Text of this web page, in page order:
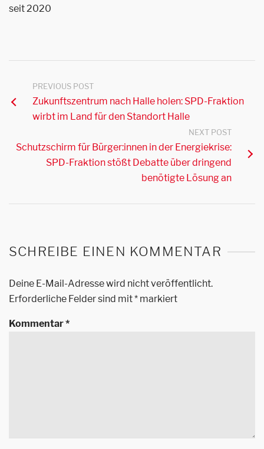
seit 2020
PREVIOUS POST
Zukunftszentrum nach Halle holen: SPD-Fraktion
wirbt im Land für den Standort Halle
NEXT POST
Schutzschirm für Bürger:innen in der Energiekrise:
SPD-Fraktion stößt Debatte über dringend
benötigte Lösung an
SCHREIBE EINEN KOMMENTAR
Deine E-Mail-Adresse wird nicht veröffentlicht.
Erforderliche Felder sind mit* markiert
Kommentar*